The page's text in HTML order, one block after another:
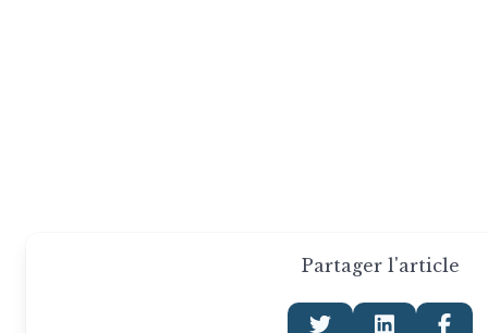
Partager l'article